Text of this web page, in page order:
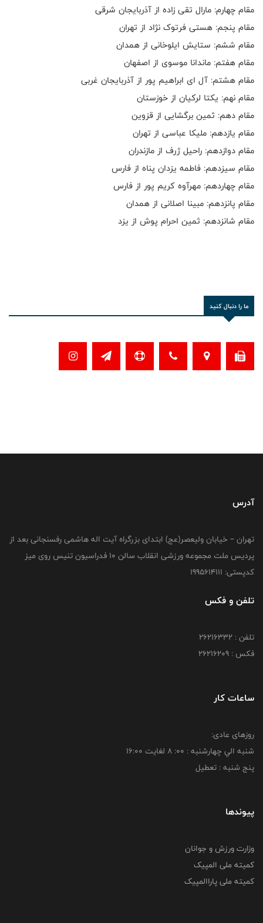
مقام چهارم: مارال تقی زاده از آذربایجان شرقی
مقام پنجم: هستی فرتوک نژاد از تهران
مقام ششم: ستایش ایلوخانی از همدان
مقام هفتم: ماندانا موسوی از اصفهان
مقام هشتم: آل ای ابراهیم پور از آذربایجان غربی
مقام نهم: یکتا لرکیان از خوزستان
مقام دهم: ثمین برگشایی از قزوین
مقام یازدهم: ملیکا عباسی از تهران
مقام دوازدهم: راحیل ژرف از مازندران
مقام سیزدهم: فاطمه یزدان پناه از فارس
مقام چهاردهم: مهرآوه کریم پور از فارس
مقام پانزدهم: مبینا اصلانی از همدان
مقام شانزدهم: ثمین احرام پوش از یزد
ما را دنبال کنید
آدرس
تهران – خیابان ولیعصر(عج) ابتدای بزرگراه آیت اله هاشمی رفسنجانی بعد از
پردیس ملت مجموعه ورزشی انقلاب سالن 10 فدراسیون تنیس روی میز
کدپستی: 1995614111
تلفن و فکس
تلفن : 26216332
فکس : 26216209
ساعات کار
روزهای عادی:
شنبه الي چهارشنبه : 00: 8 لغايت 16:00
پنج شنبه : تعطیل
پیوندها
وزارت ورزش و جوانان
کمیته ملی المپیک
کمیته ملی پاراالمپیک